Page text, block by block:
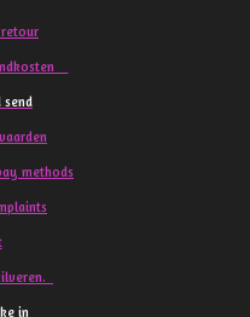
retour
send
methods
in